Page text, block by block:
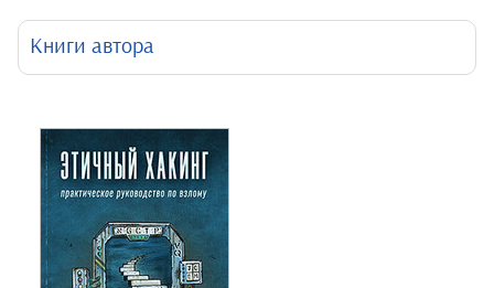
Книги автора